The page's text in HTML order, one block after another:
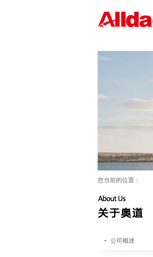
外贸整合营销_
建设——奥道信息
您当前的位置：
公司概述